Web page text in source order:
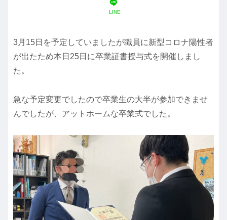
LINE
3月15日を予定していましたが職員に新型コロナ陽性者
が出たため本日25日に卒業証書授与式を開催しまし
た。
急な予定変更でしたので卒業生の大半が参加できませ
んでしたが、アットホームな卒業式でした。